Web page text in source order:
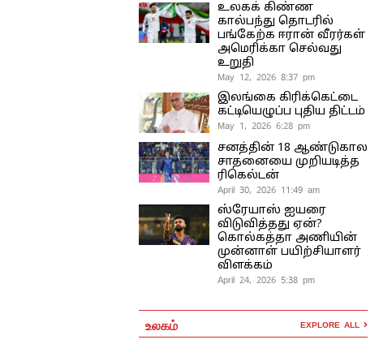
உலகக் கிண்ண
கால்பந்து தொடரில்
பங்கேற்க ஈரான் வீரர்கள்
அமெரிக்கா செல்வது
உறுதி
May 12, 2026 8:37 pm
இலங்கை கிரிக்கெட்டை
கட்டியெழுப்ப புதிய திட்டம்
May 1, 2026 6:28 pm
சனத்தின் 18 ஆண்டுகால
சாதனையை முறியடித்த
ரிகெல்டன்
April 30, 2026 11:49 am
ஸ்ரேயாஸ் ஐயரை
விடுவித்தது ஏன்?
கொல்கத்தா அணியின்
முன்னாள் பயிற்சியாளர்
விளக்கம்
April 24, 2026 5:38 pm
உலகம் EXPLORE ALL